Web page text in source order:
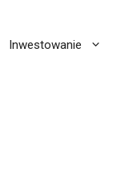
Inwestowanie